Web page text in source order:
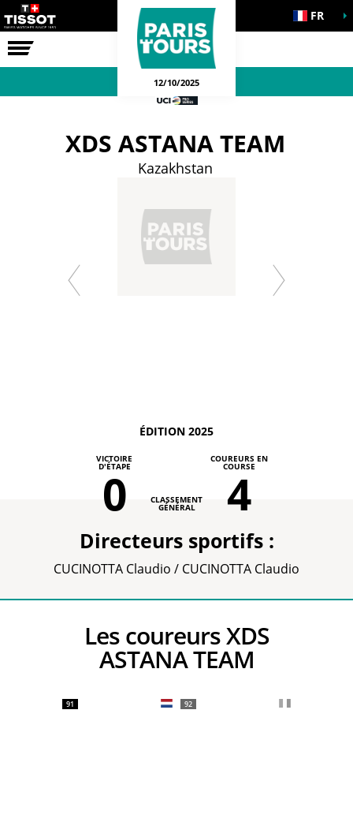
COURSE FR
12/10/2025
XDS ASTANA TEAM
Kazakhstan
ÉDITION 2025
VICTOIRE
D'ÉTAPE
0 CLASSEMENT
GÉNÉRAL
COUREURS EN
COURSE
4
Directeurs sportifs :
CUCINOTTA Claudio / CUCINOTTA Claudio
Les coureurs XDS
ASTANA TEAM
91 92